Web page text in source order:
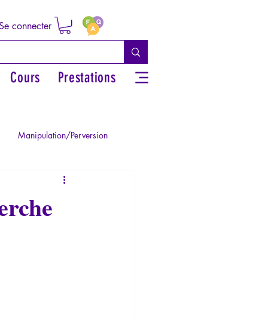
connecter
Cours Prestations
Manipulation/Perversion